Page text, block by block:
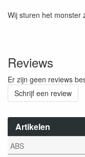
Artikelen
ABS
Wij sturen het monster
Reviews
Er zijn geen reviews
Schrijf een review